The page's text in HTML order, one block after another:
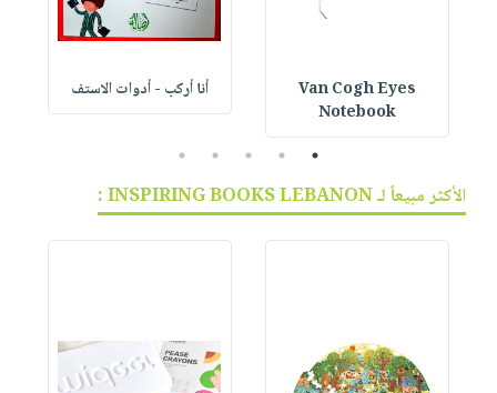
Van Cogh Eyes
Notebook
أنا أركب - أدوات الاستف
1
2
3
4
5
الأكثر مبيعاً لـ INSPIRING BOOKS LEBANON :